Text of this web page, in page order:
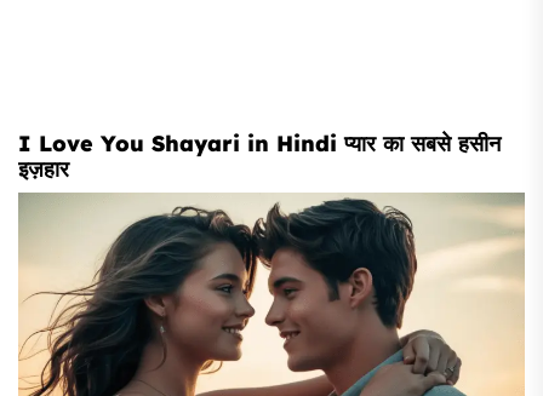
I Love You Shayari in Hindi प्यार का सबसे हसीन
इज़हार